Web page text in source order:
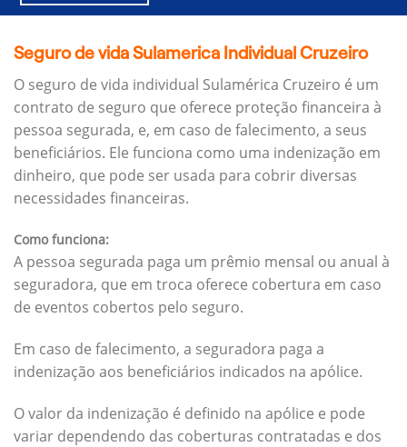
Seguro de vida Sulamerica Individual Cruzeiro
O seguro de vida individual Sulamérica Cruzeiro é um
contrato de seguro que oferece proteção financeira à
pessoa segurada, e, em caso de falecimento, a seus
beneficiários. Ele funciona como uma indenização em
dinheiro, que pode ser usada para cobrir diversas
necessidades financeiras.
Como funciona:
A pessoa segurada paga um prêmio mensal ou anual à
seguradora, que em troca oferece cobertura em caso
de eventos cobertos pelo seguro.
Em caso de falecimento, a seguradora paga a
indenização aos beneficiários indicados na apólice.
O valor da indenização é definido na apólice e pode
variar dependendo das coberturas contratadas e dos